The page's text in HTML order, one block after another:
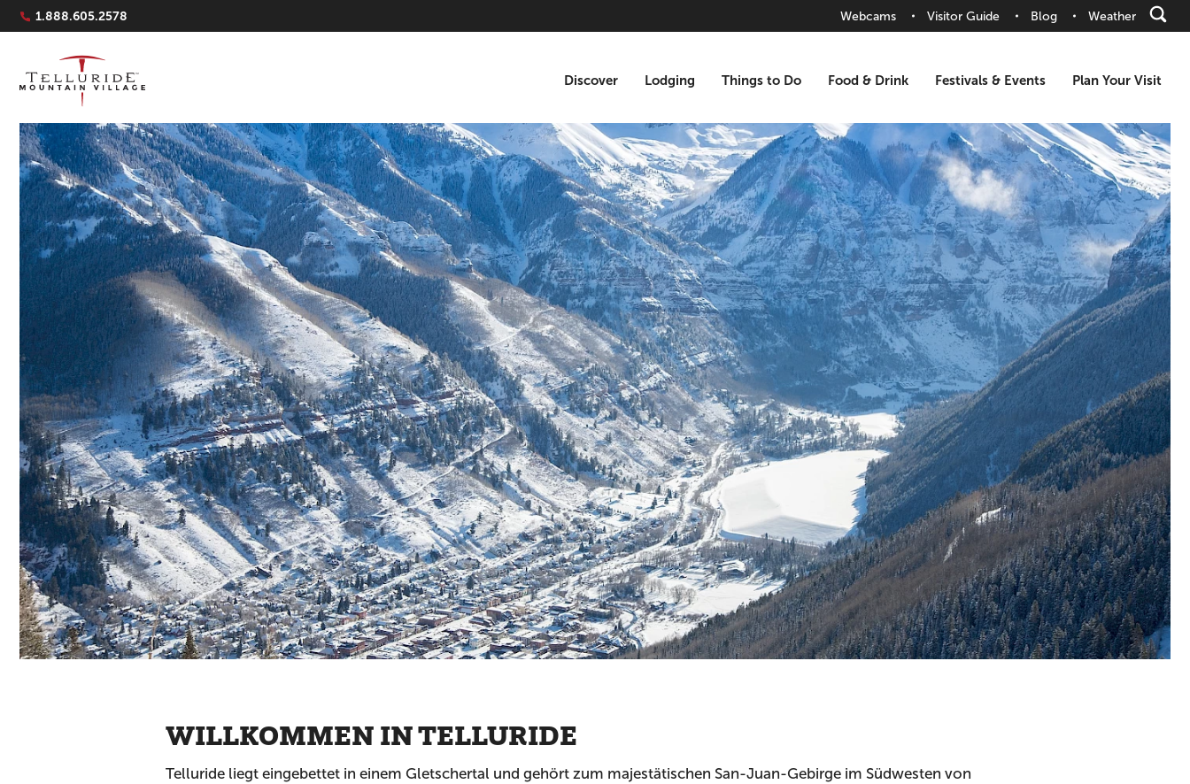
Navigation Quicklinks
1.888.605.2578 Webcams Visitor Guide Blog Weather
Discover Lodging Things to Do Food & Drink Festivals & Events Plan Your Visit
WILLKOMMEN IN TELLURIDE
Telluride liegt eingebettet in einem Gletschertal und gehört zum majestätischen San-Juan-Gebirge im Südwesten von